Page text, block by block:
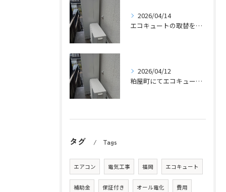
2026/04/14
エコキュートの取替をさせていただきました。
2026/04/12
粕屋町にてエコキュートの取替工事をさせていただきました。
タグ Tags
エアコン 電気工事 福岡 エコキュート
補助金 保証付き オール電化 費用